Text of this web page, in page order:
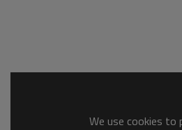
We use cookies to